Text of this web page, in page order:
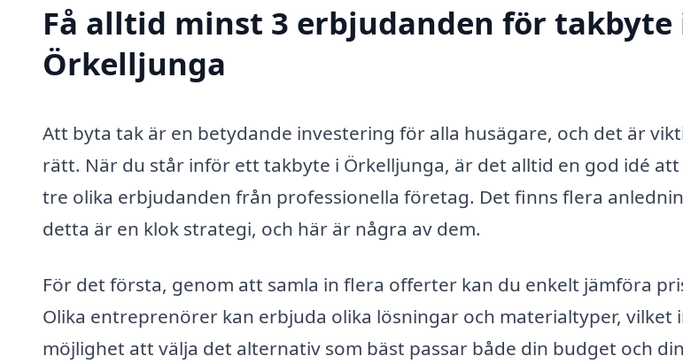
Få alltid minst 3 erbjudanden för takbyte
Örkelljunga
Att byta tak är en betydande investering för alla husägare, och det är
rätt. När du står inför ett takbyte i Örkelljunga, är det alltid en god idé
tre olika erbjudanden från professionella företag. Det finns flera
detta är en klok strategi, och här är några av dem.
För det första, genom att samla in flera offerter kan du enkelt jämföra
Olika entreprenörer kan erbjuda olika lösningar och materialtyper, vilket
möjlighet att välja det alternativ som bäst passar både din budget och